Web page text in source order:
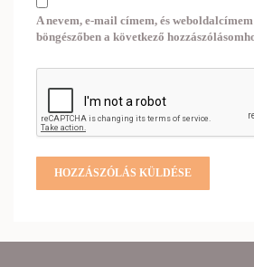
A nevem, e-mail címem, és weboldalcímem
böngészőben a következő